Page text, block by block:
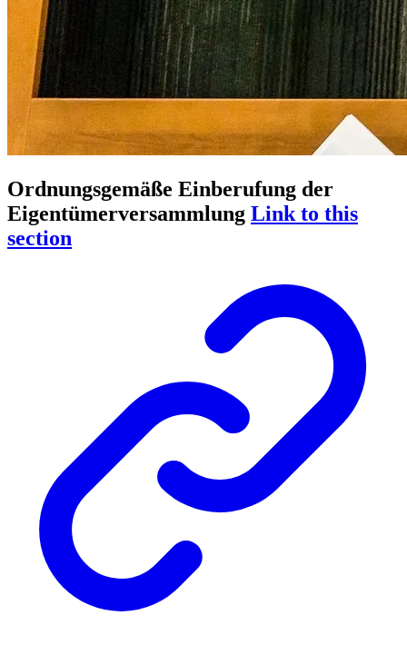
Ordnungsgemäße Einberufung der
Eigentümerversammlung Link to this
section